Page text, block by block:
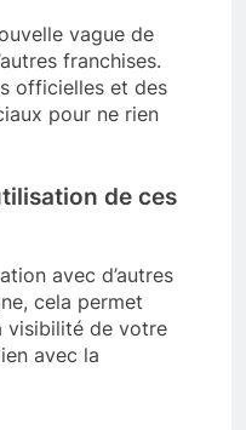
vague de
franchises.
officielles et des
pour ne rien
de ces
avec d’autres
cela permet
visibilité de votre
avec la